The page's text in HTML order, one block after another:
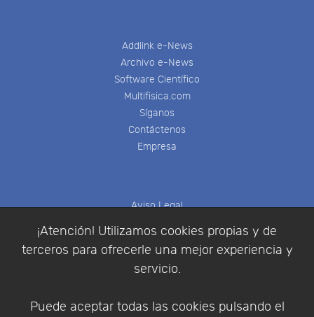
¡Atención! Utilizamos cookies propias y de
terceros para ofrecerle una mejor experiencia y
servicio.
Puede aceptar todas las cookies pulsando el
Addlink e-News
Archivo e-News
Software Científico
Multifisica.com
Síganos
Contáctenos
Empresa
Aviso Legal
Política de Privacidad
Condiciones de compra
Identificarse